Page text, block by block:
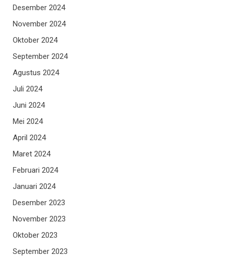
Desember 2024
November 2024
Oktober 2024
September 2024
Agustus 2024
Juli 2024
Juni 2024
Mei 2024
April 2024
Maret 2024
Februari 2024
Januari 2024
Desember 2023
November 2023
Oktober 2023
September 2023